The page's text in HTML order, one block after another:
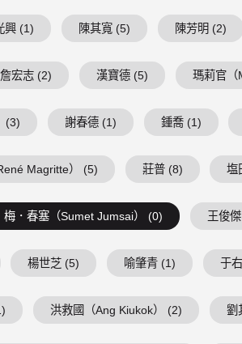
興 (1) 陳其寬 (5) 陳芳明 (2)
詹宏志 (2) 漢寶德 (5) 瑪莉官（
(3) 謝春德 (1) 鍾喬 (1)
Magritte） (5) 莊普 (8) 塩
梅．春塞（Sumet Jumsai） (0) 王俊
楊世芝 (5) 喻肇青 (1) 于
洪救國（Ang Kiukok） (2) 劉